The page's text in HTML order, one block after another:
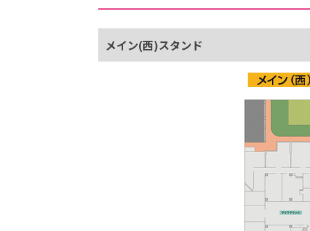
メイン(西)スタンド